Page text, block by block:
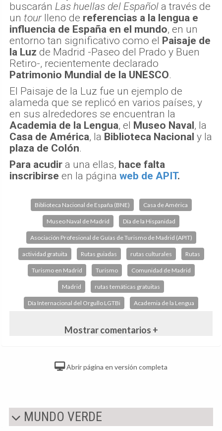
buscarán Las huellas del Español a través de
un tourlleno de referencias a la lengua e
influencia de España en el mundo, en un
entorno tan significativo como el Paisaje de
la Luz de Madrid -Paseo del Prado y Buen
Retiro-, recientemente declarado
Patrimonio Mundial de la UNESCO.
El Paisaje de la Luz fue un ejemplo de
alameda que se replicó en varios países, y
en sus alrededores se encuentran la
Academia de la Lengua, el Museo Naval, la
Casa de América, la Biblioteca Nacional y la
plaza de Colón.
Para acudir a una ellas, hace falta
inscribirse en la página web de APIT.
Biblioteca Nacional de España (BNE) Casa de América
Museo Naval de Madrid Día de la Hispanidad
Asociación Profesional de Guías de Turismo de Madrid (APIT)
actividad gratuita Rutas guiadas rutas culturales Rutas
Turismo en Madrid Turismo Comunidad de Madrid
Madrid rutas temáticas gratuitas
Día Internacional del Orgullo LGTBi Academia de la Lengua
Mostrar comentarios +
Abrir página en versión completa
MUNDO VERDE